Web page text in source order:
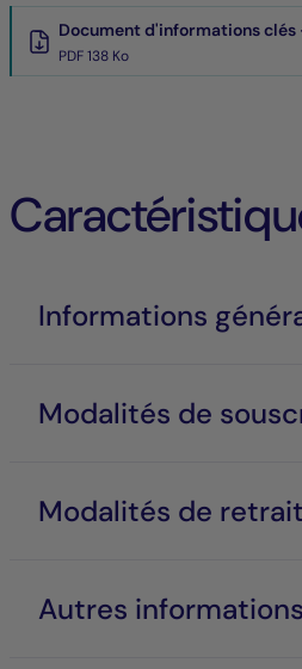
Document d'informations
PDF 138 Ko
Informations
Modalités de
Modalités de
Autres informations